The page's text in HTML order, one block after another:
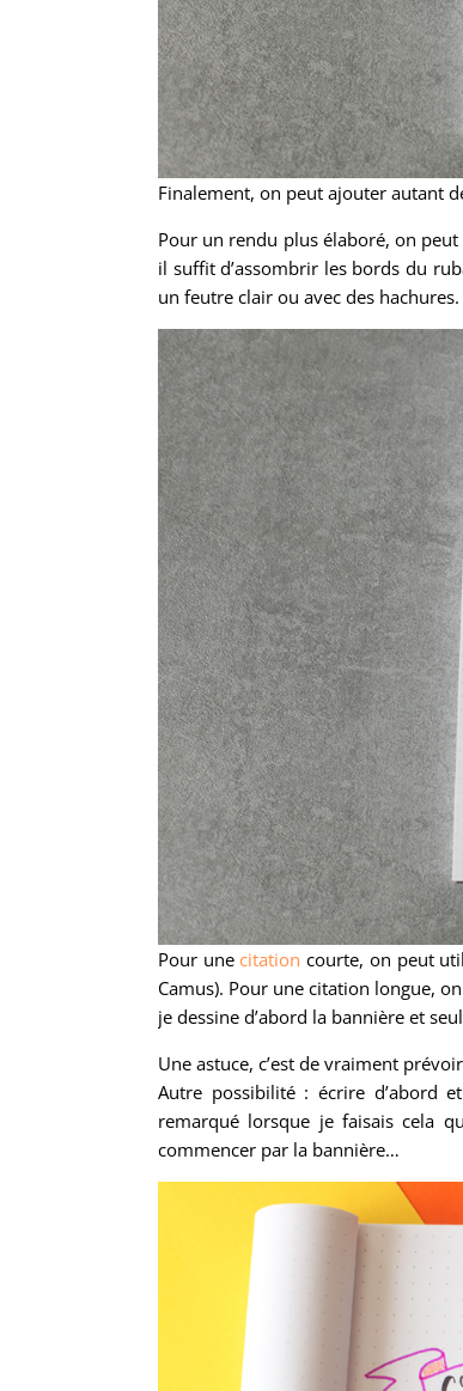
Finalement, on peut ajouter autant
Pour un rendu plus élaboré, on peut
il suffit d’assombrir les bords du
un feutre clair ou avec des hachures.
Pour unecitationcourte, on peut
Camus). Pour une citation longue,
je dessine d’abord la bannière et
Une astuce, c’est de vraiment
Autre possibilité : écrire d’abord
remarqué lorsque je faisais cela
commencer par la bannière…